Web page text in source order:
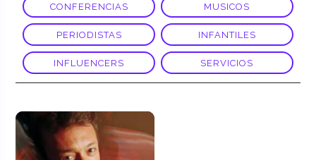
CONFERENCIAS MUSICOS
PERIODISTAS INFANTILES
INFLUENCERS SERVICIOS